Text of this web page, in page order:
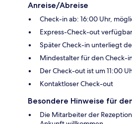
Anreise/Abreise
Check-in ab: 16:00 Uhr,
Express-Check-out verfügbar
Später Check-in unterliegt
Mindestalter für den Check-
Der Check-out ist um 11:00
Kontaktloser Check-out
Besondere Hinweise für
Die Mitarbeiter der